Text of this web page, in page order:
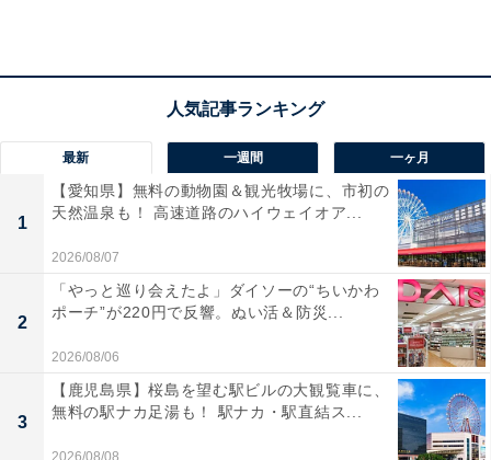
深い問題がありました。
SATやACTは以前から「家庭の年収が高いほど点数が高
くなる」というデータが指摘されていました。ハーバー
ド大学のマイケル・サンデル教授の著書
『実力も運のうち 能力主義は正義か？』
（早川書房）で
も描かれているように、高額な家庭教師や個別指導塾と
いった「対策ビジネス」に課金できる富裕層の子どもほ
ど、高いスコアを獲得できる構造になっているからで
す。
そのため、「学力テストは、本当の能力ではなく親の経
最新 一週間 一ヶ月
1
【愛知県】無料の動物園＆観光牧場に、市初の
天然温泉も！ 高速道路のハイウェイオア...
2026/08/07
2
「やっと巡り会えたよ」ダイソーの“ちいかわ
ポーチ”が220円で反響。ぬい活＆防災...
2026/08/06
3
【鹿児島県】桜島を望む駅ビルの大観覧車に、
無料の駅ナカ足湯も！ 駅ナカ・駅直結ス...
2026/08/08